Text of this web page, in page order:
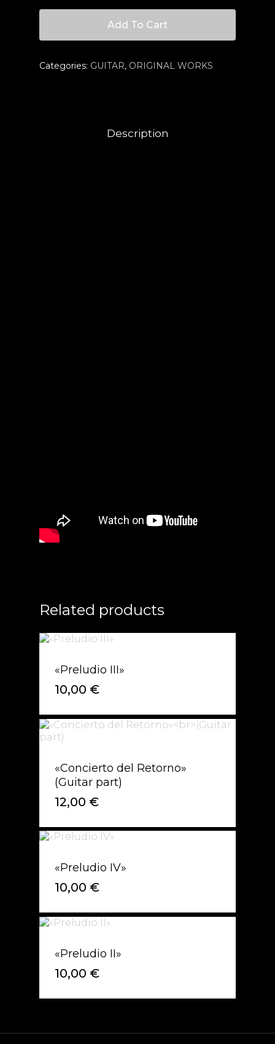
Add To Cart
Categories: GUITAR, ORIGINAL WORKS
Description
Related products
«Preludio III»
10,00 €
«Concierto del Retorno»
(Guitar part)
12,00 €
«Preludio IV»
10,00 €
«Preludio II»
10,00 €